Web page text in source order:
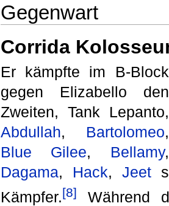
Gegenwart
Corrida
Er kämpfte im B-Block
gegen Elizabello den
Zweiten, Tank Lepanto,
Abdullah, Bartolomeo,
Blue Gilee, Bellamy,
Dagama, Hack,Jeet
Kämpfer.[8]
Während